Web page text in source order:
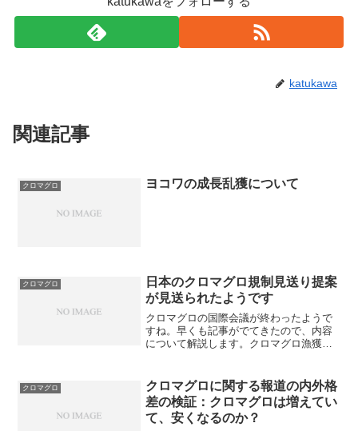
katukawa
関連記事
クロマグロ ヨコワの成長乱獲について
クロマグロ
日本のクロマグロ規制見送り提案
が見送られたようです
クロマグロの国際会議が終わったようで
すね。早くも記事がでてきたので、内容
について解説します。クロマグロ漁獲規
太平洋まぐろ類委員会（ＷＣＰＦＣ）」
の小委員会が２日、閉幕し...
クロマグロ
クロマグロに関する報道の内外格
差の検証：クロマグロは増えてい
て、安くなるのか？